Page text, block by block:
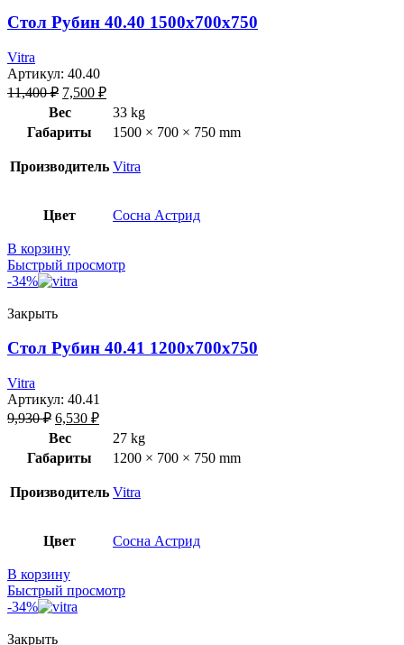
Стол Рубин 40.40 1500х700х750
Vitra
Артикул: 40.40
11,400₽ 7,500 ₽
Вес
33 kg
Габариты
1500 × 700 × 750 mm
Производитель Vitra
Цвет Сосна Астрид
В корзину
Быстрый просмотр
-34%
Закрыть
Стол Рубин 40.41 1200х700х750
Vitra
Артикул: 40.41
9,930₽ 6,530 ₽
Вес
27 kg
Габариты
1200 × 700 × 750 mm
Производитель Vitra
Цвет Сосна Астрид
В корзину
Быстрый просмотр
-34%
Закрыть